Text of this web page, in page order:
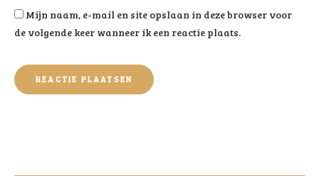
Mijn naam, e-mail en site opslaan in deze browser voor
de volgende keer wanneer ik een reactie plaats.